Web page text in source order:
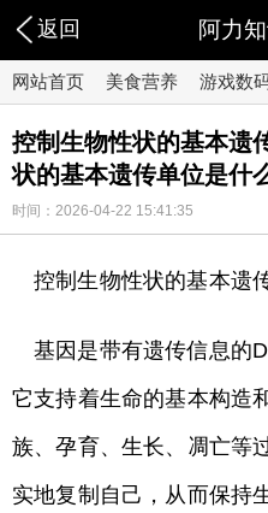
返回 阿力
网站首页 美食营养 游戏数
控制生物性状的基本遗
状的基本遗传单位是什
时间：2026-04-22 15:41:35
控制生物性状的基本遗
基因是带有遗传信息的
它支持着生命的基本构造
族、孕育、生长、凋亡等
实地复制自己，从而保持